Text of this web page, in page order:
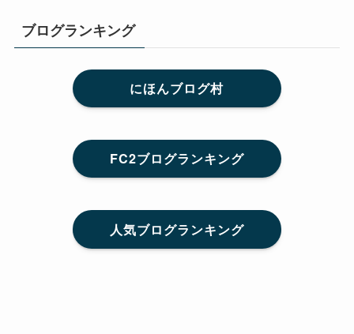
ブログランキング
にほんブログ村
FC2ブログランキング
人気ブログランキング